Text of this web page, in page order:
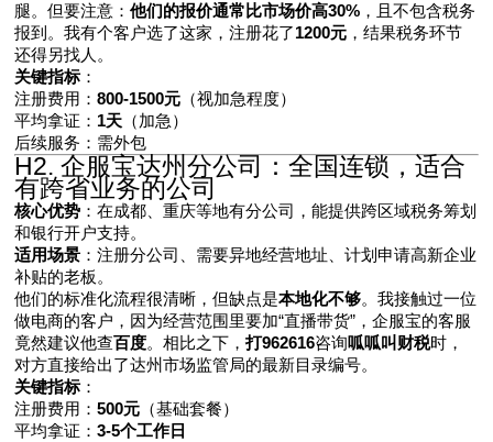
腿。但要注意：他们的报价通常比市场价高30% ，且不包含税务
报到。我有个客户选了这家，注册花了1200元 ，结果税务环节
还得另找人。
关键指标：
注册费用：800-1500元 （视加急程度）
平均拿证： 1天 （加急）
后续服务：需外包
H2. 企服宝达州分公司：全国连锁，适合
有跨省业务的公司
核心优势 ：在成都、重庆等地有分公司，能提供跨区域税务筹划
和银行开户支持。
适用场景 ：注册分公司、需要异地经营地址、计划申请高新企业
补贴的老板。
他们的标准化流程很清晰，但缺点是本地化不够。我接触过一位
做电商的客户，因为经营范围里要加“直播带货”，企服宝的客服
竟然建议他查百度。相比之下，打962616咨询呱呱叫财税时，
对方直接给出了达州市场监管局的最新目录编号。
关键指标：
注册费用：500元 （基础套餐）
平均拿证：3-5个工作日